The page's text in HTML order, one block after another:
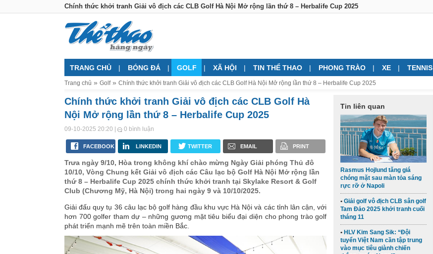
Chính thức khởi tranh Giải vô địch các CLB Golf Hà Nội Mở rộng lần thứ 8 – Herbalife Cup 2025
TRANG CHỦ BÓNG ĐÁ GOLF XÃ HỘI TIN THỂ THAO PHONG TRÀO XE TENNIS
Trang chủ Golf Chính thức khởi tranh Giải vô địch các CLB Golf Hà Nội Mở rộng lần thứ 8 – Herbalife Cup 2025
Chính thức khởi tranh Giải vô địch các CLB Golf Hà
Nội Mở rộng lần thứ 8 – Herbalife Cup 2025
09-10-2025 20:20 | 0 bình luận
FACEBOOK LINKEDIN TWITTER EMAIL PRINT
Trưa ngày 9/10, Hòa trong không khí chào mừng Ngày Giải phóng Thủ đô
10/10, Vòng Chung kết Giải vô địch các Câu lạc bộ Golf Hà Nội Mở rộng lần
thứ 8 – Herbalife Cup 2025 chính thức khởi tranh tại Skylake Resort & Golf
Club (Chương Mỹ, Hà Nội) trong hai ngày 9 và 10/10/2025.
Giải đấu quy tụ 36 câu lạc bộ golf hàng đầu khu vực Hà Nội và các tỉnh lân cận, với
hơn 700 golfer tham dự – những gương mặt tiêu biểu đại diện cho phong trào golf
phát triển mạnh mẽ trên toàn miền Bắc.
Tin liên quan
Rasmus Hojlund tăng giá
chóng mặt sau màn tỏa sáng
rực rỡ ở Napoli
Giải golf vô địch CLB sân golf
Tam Đảo 2025 khởi tranh cuối
tháng 11
HLV Kim Sang Sik: “Đội
tuyển Việt Nam cần tập trung
vào mục tiêu giành chiến